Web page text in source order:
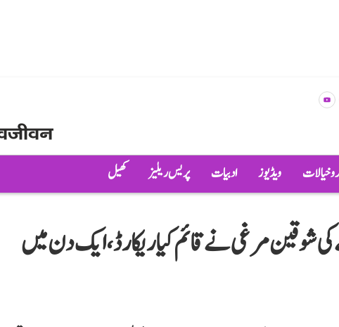
و خیالات ویڈیوز ادبیات پریس ریلیز کھیل
شوقین مرغی نے قائم کیا ریکارڈ، ایک دن میں